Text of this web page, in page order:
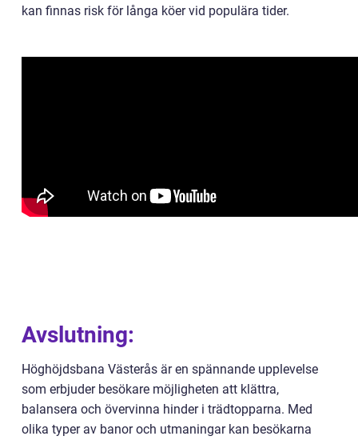
kan finnas risk för långa köer vid populära tider.
Avslutning:
Höghöjdsbana Västerås är en spännande upplevelse
som erbjuder besökare möjligheten att klättra,
balansera och övervinna hinder i trädtopparna. Med
olika typer av banor och utmaningar kan besökarna